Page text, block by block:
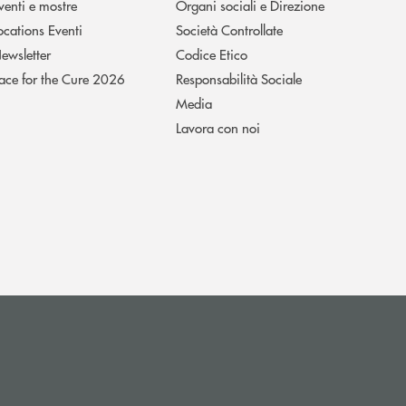
e mostre
Eventi
for the Cure 2026
Organi sociali e Direzione
Società Controllate
Codice Etico
Responsabilità Sociale
Media
Lavora con noi